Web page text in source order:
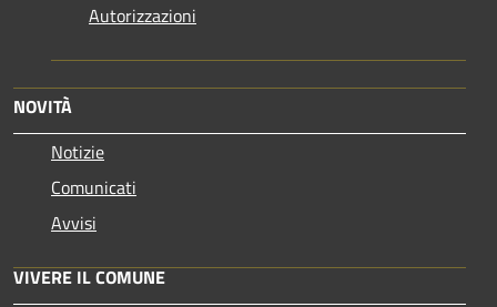
Autorizzazioni
NOVITÀ
Notizie
Comunicati
Avvisi
VIVERE IL COMUNE